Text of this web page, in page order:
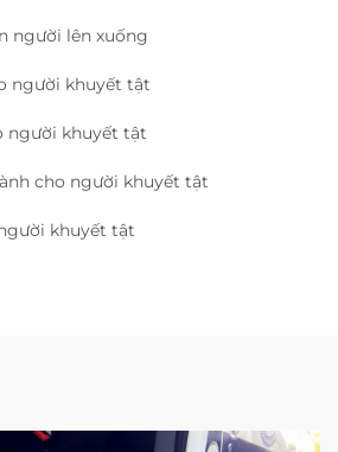
người lên xuống
người khuyết tật
người khuyết tật
cho người khuyết tật
khuyết tật